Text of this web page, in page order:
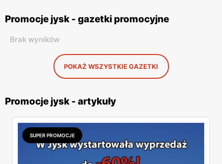
Promocje jysk - gazetki promocyjne
Brak wyników
POKAŻ WSZYSTKIE GAZETKI
Promocje jysk - artykuły
SUPER PROMOCJE